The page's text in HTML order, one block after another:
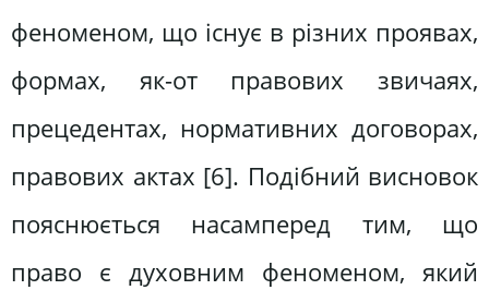
феноменом, що існує в різних проявах,
формах, як-от правових звичаях,
прецедентах, нормативних договорах,
правових актах [6]. Подібний висновок
пояснюється насамперед тим, що
право є духовним феноменом, який